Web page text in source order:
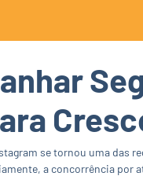
se tornou uma das
a concorrência por